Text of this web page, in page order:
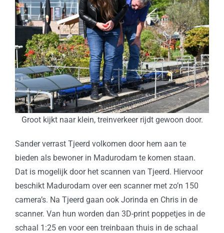
Groot kijkt naar klein, treinverkeer rijdt gewoon door.
Sander verrast Tjeerd volkomen door hem aan te
bieden als bewoner in Madurodam te komen staan.
Dat is mogelijk door het scannen van Tjeerd. Hiervoor
beschikt Madurodam over een scanner met zo’n 150
camera’s. Na Tjeerd gaan ook Jorinda en Chris in de
scanner. Van hun worden dan 3D-print poppetjes in de
schaal 1:25 en voor een treinbaan thuis in de schaal